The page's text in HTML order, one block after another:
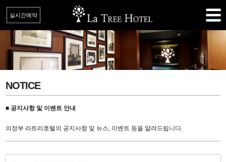
실시간예약
NOTICE
■ 공지사항 및 이벤트 안내
의정부 라트리호텔의 공지사항 및 뉴스, 이벤트 등을 알려드립니다.